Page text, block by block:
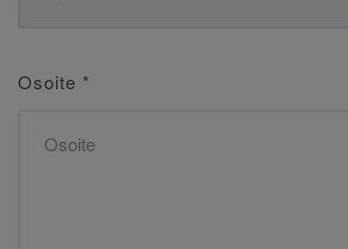
Osoite *